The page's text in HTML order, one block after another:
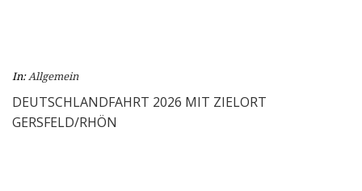
In: Allgemein
DEUTSCHLANDFAHRT 2026 MIT ZIELORT
GERSFELD/RHÖN